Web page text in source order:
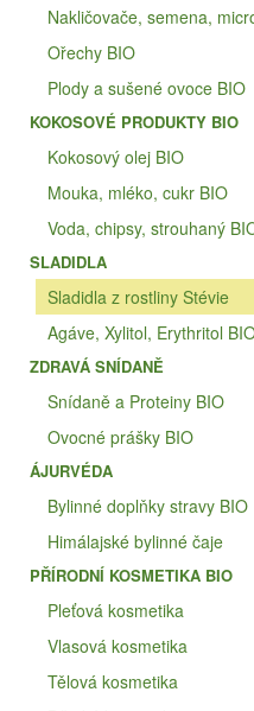
Nakličovače, semena,
Ořechy BIO
Plody a sušené ovoce BIO
KOKOSOVÉ PRODUKTY BIO
Kokosový olej BIO
Mouka, mléko, cukr BIO
Voda, chipsy, strouhaný
SLADIDLA
Sladidla z rostliny Stévie
Agáve, Xylitol, Erythritol
ZDRAVÁ SNÍDANĚ
Snídaně a Proteiny BIO
Ovocné prášky BIO
ÁJURVÉDA
Bylinné doplňky stravy BIO
Himálajské bylinné čaje
PŘÍRODNÍ KOSMETIKA BIO
Pleťová kosmetika
Vlasová kosmetika
Tělová kosmetika